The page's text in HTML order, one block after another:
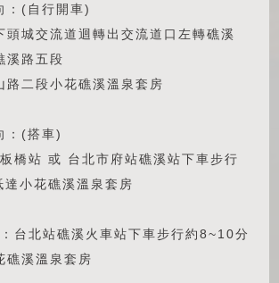
：(自行開車)
頭城交流道迴轉出交流道口左轉礁溪
溪路五段
路二段小花礁溪溫泉套房
：(搭車)
橋站 或 台北市府站礁溪站下車步行
小花礁溪溫泉套房
台北站礁溪火車站下車步行約8~10分
礁溪溫泉套房